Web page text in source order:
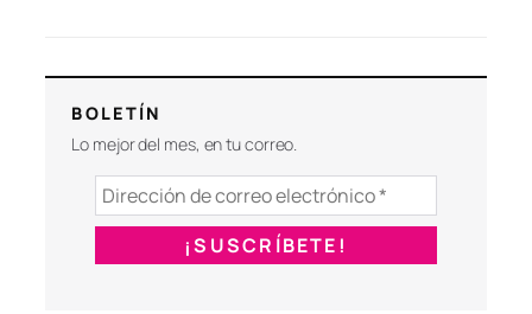
BOLETÍN
Lo mejor del mes, en tu correo.